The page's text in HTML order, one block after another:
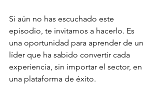
Si aún no has escuchado este
episodio, te invitamos a hacerlo. Es
una oportunidad para aprender de un
líder que ha sabido convertir cada
experiencia, sin importar el sector, en
una plataforma de éxito.